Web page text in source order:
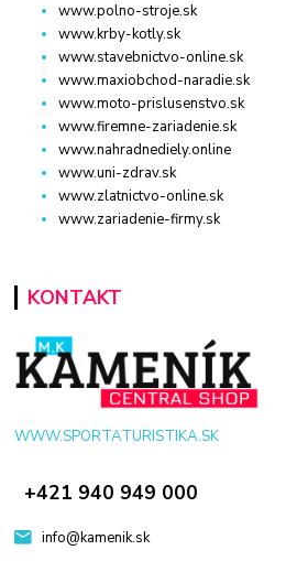
www.polno-stroje.sk
www.krby-kotly.sk
www.stavebnictvo-online.sk
www.maxiobchod-naradie.sk
www.moto-prislusenstvo.sk
www.firemne-zariadenie.sk
www.nahradnediely.online
www.uni-zdrav.sk
www.zlatnictvo-online.sk
www.zariadenie-firmy.sk
KONTAKT
WWW.SPORTATURISTIKA.SK
+421 940 949 000
info@kamenik.sk